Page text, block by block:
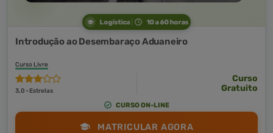
Logística 10 a 60 horas
Introdução ao Desembaraço Aduaneiro
Curso Livre
3,0 · Estrelas
Curso
Gratuito
CURSO ON-LINE
MATRICULAR AGORA